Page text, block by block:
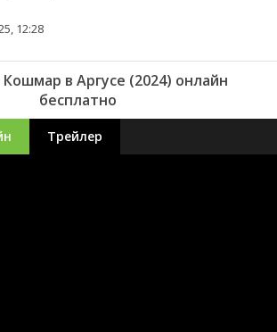
12:28
в Аргусе (2024) онлайн
бесплатно
Трейлер